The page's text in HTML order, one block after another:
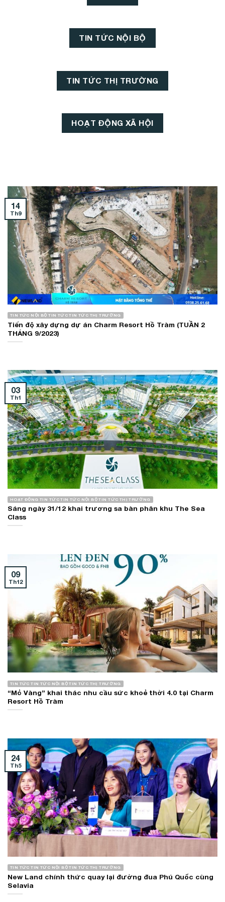
TIN TỨC NỘI BỘ
TIN TỨC THỊ TRƯỜNG
HOẠT ĐỘNG XÃ HỘI
TIN TỨC NỘI BỘ TIN TỨC TIN TỨC THỊ TRƯỜNG
Tiến độ xây dựng dự án Charm Resort Hồ Tràm (TUẦN 2
THÁNG 9/2023)
14
Th9
HOẠT ĐỘNG TIN TỨC TIN TỨC NỘI BỘ TIN TỨC THỊ TRƯỜNG
Sáng ngày 31/12 khai trương sa bàn phân khu The Sea
Class
03
Th1
TIN TỨC TIN TỨC NỘI BỘ TIN TỨC THỊ TRƯỜNG
“Mỏ Vàng” khai thác nhu cầu sức khoẻ thời 4.0 tại Charm
Resort Hồ Tràm
09
Th12
TIN TỨC TIN TỨC NỘI BỘ TIN TỨC THỊ TRƯỜNG
New Land chính thức quay lại đường đua Phú Quốc cùng
Selavia
24
Th5